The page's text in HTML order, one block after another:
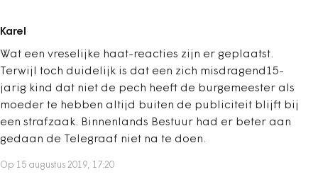
Karel
Wat een vreselijke haat-reacties zijn er geplaatst.
Terwijl toch duidelijk is dat een zich misdragend15-
jarig kind dat niet de pech heeft de burgemeester als
moeder te hebben altijd buiten de publiciteit blijft bij
een strafzaak. Binnenlands Bestuur had er beter aan
gedaan de Telegraaf niet na te doen.
Op 15 augustus 2019, 17:20